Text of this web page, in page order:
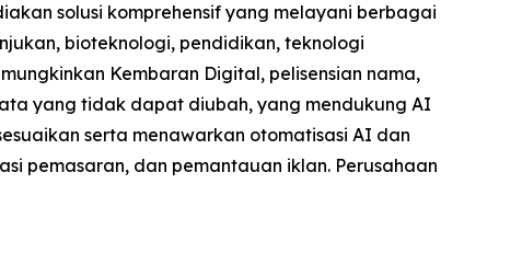
solusi komprehensif yang melayani berbagai
bioteknologi, pendidikan, teknologi
Kembaran Digital, pelisensian nama,
yang tidak dapat diubah, yang mendukung AI
serta menawarkan otomatisasi AI dan
pemasaran, dan pemantauan iklan. Perusahaan